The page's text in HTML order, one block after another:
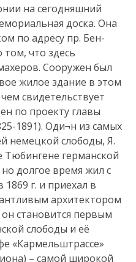
на сегодняшний
доска. Она
по адресу пр. Бен-
том, что здесь
Сооружен был
жилое здание в этом
свидетельствует
по проекту главы
1891). Оди¬н из самых
немецкой слободы, Я.
Тюбингене германской
долгое время жил с
г. и приехал в
архитектором
становится первым
слободы и её
«Кармельштрассе»
– самой широкой